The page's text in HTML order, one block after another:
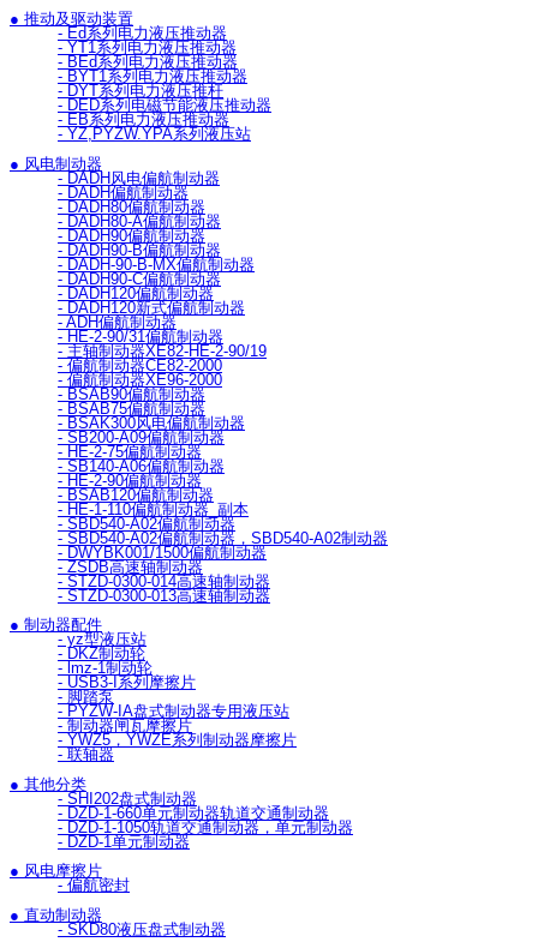
● 推动及驱动装置
- Ed系列电力液压推动器
- YT1系列电力液压推动器
- BEd系列电力液压推动器
- BYT1系列电力液压推动器
- DYT系列电力液压推杆
- DED系列电磁节能液压推动器
- EB系列电力液压推动器
- YZ,PYZW.YPA系列液压站
● 风电制动器
- DADH风电偏航制动器
- DADH偏航制动器
- DADH80偏航制动器
- DADH80-A偏航制动器
- DADH90偏航制动器
- DADH90-B偏航制动器
- DADH-90-B-MX偏航制动器
- DADH90-C偏航制动器
- DADH120偏航制动器
- DADH120新式偏航制动器
- ADH偏航制动器
- HE-2-90/31偏航制动器
- 主轴制动器XE82-HE-2-90/19
- 偏航制动器CE82-2000
- 偏航制动器XE96-2000
- BSAB90偏航制动器
- BSAB75偏航制动器
- BSAK300风电偏航制动器
- SB200-A09偏航制动器
- HE-2-75偏航制动器
- SB140-A06偏航制动器
- HE-2-90偏航制动器
- BSAB120偏航制动器
- HE-1-110偏航制动器_副本
- SBD540-A02偏航制动器
- SBD540-A02偏航制动器，SBD540-A02制动器
- DWYBK001/1500偏航制动器
- ZSDB高速轴制动器
- STZD-0300-014高速轴制动器
- STZD-0300-013高速轴制动器
● 制动器配件
- yz型液压站
- DKZ制动轮
- lmz-1制动轮
- USB3-I系列摩擦片
- 脚踏泵
- PYZW-IA盘式制动器专用液压站
- 制动器闸瓦摩擦片
- YWZ5，YWZE系列制动器摩擦片
- 联轴器
● 其他分类
- SHI202盘式制动器
- DZD-1-660单元制动器轨道交通制动器
- DZD-1-1050轨道交通制动器，单元制动器
- DZD-1单元制动器
● 风电摩擦片
- 偏航密封
● 直动制动器
- SKD80液压盘式制动器